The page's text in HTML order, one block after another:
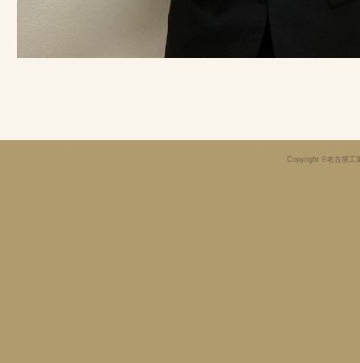
Copyright ©名古屋工